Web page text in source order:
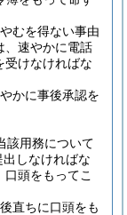
むを得ない事由
、速やかに電話
受けなければな
かに事後承認を
該用務について
出しなければな
頭をもってこ
直ちに口頭をも